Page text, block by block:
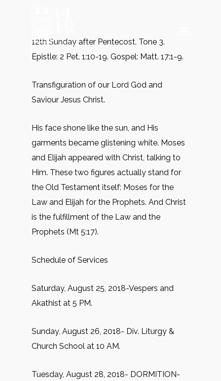
12th Sunday after Pentecost. Tone 3.
Epistle: 2 Pet. 1:10-19. Gospel: Matt. 17:1-9.
Transfiguration of our Lord God and
Saviour Jesus Christ.
His face shone like the sun, and His
garments became glistening white. Moses
and Elijah appeared with Christ, talking to
Him. These two figures actually stand for
the Old Testament itself: Moses for the
Law and Elijah for the Prophets. And Christ
is the fulfillment of the Law and the
Prophets (Mt 5:17).
Schedule of Services
Saturday, August 25, 2018-Vespers and
Akathist at 5 PM.
Sunday, August 26, 2018- Div. Liturgy &
Church School at 10 AM.
Tuesday, August 28, 2018- DORMITION-